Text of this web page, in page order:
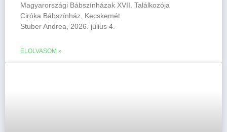
Magyarországi Bábszínházak XVII. Találkozója
Ciróka Bábszínház, Kecskemét
Stuber Andrea, 2026. július 4.
ELOLVASOM »